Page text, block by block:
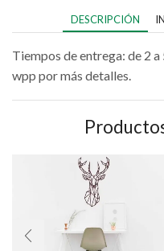
DESCRIPCIÓN
Tiempos de entrega: de 2
wpp por más detalles.